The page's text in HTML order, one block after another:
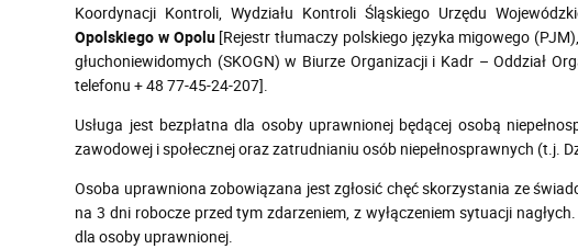
Koordynacji Kontroli, Wydziału Kontroli Śląskiego Urzędu
Opolskiego w Opolu[Rejestr tłumaczy polskiego języka migowego
głuchoniewidomych (SKOGN) w Biurze Organizacji i Kadr – Oddział
telefonu + 48 77-45-24-207].
Usługa jest bezpłatna dla osoby uprawnionej będącej osobą
zawodowej i społecznej oraz zatrudnianiu osób niepełnosprawnych (t.j.
Osoba uprawniona zobowiązana jest zgłosić chęć skorzystania ze
na 3 dni robocze przed tym zdarzeniem, z wyłączeniem sytuacji
dla osoby uprawnionej.